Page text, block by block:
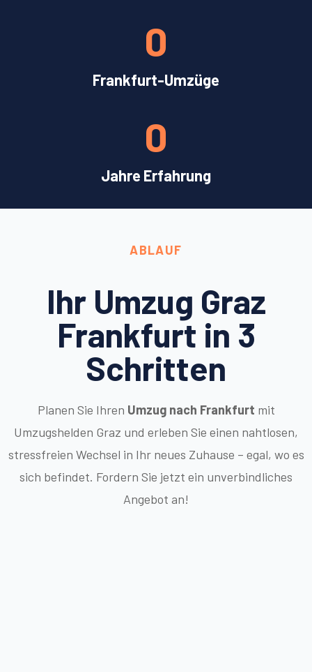
Frankfurt-Umzüge
0
Jahre Erfahrung
0
ABLAUF
Ihr Umzug Graz
Frankfurt in 3
Schritten
Planen Sie Ihren Umzug nach Frankfurt mit
Umzugshelden Graz und erleben Sie einen nahtlosen,
stressfreien Wechsel in Ihr neues Zuhause – egal, wo es
sich befindet. Fordern Sie jetzt ein unverbindliches
Angebot an!